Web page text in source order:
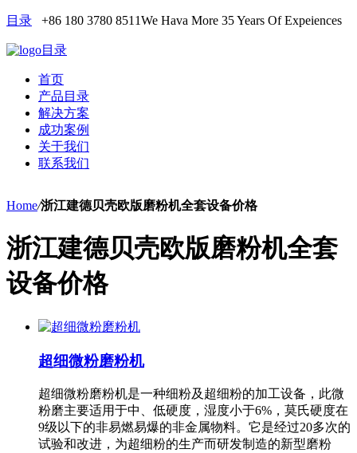
目录 +86 180 3780 8511We Hava More 35 Years Of Expeiences
目录
首页
产品目录
解决方案
成功案例
关于我们
联系我们
Home/浙江建德贝壳欧版磨粉机全套设备价格
浙江建德贝壳欧版磨粉机全套
设备价格
超细微粉磨粉机
超细微粉磨粉机是一种细粉及超细粉的加工设备，此微
粉磨主要适用于中、低硬度，湿度小于6%，莫氏硬度在
9级以下的非易燃易爆的非金属物料。它是经过20多次的
试验和改进，为超细粉的生产而研发制造的新型磨粉